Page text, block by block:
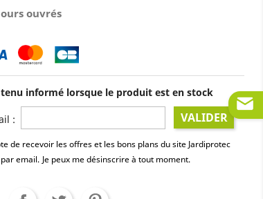
ouvrés
informé lorsque le produit est en stock
: VALIDER
de recevoir les offres et les bons plans du site Jardiprotec
par email. Je peux me désinscrire à tout moment.